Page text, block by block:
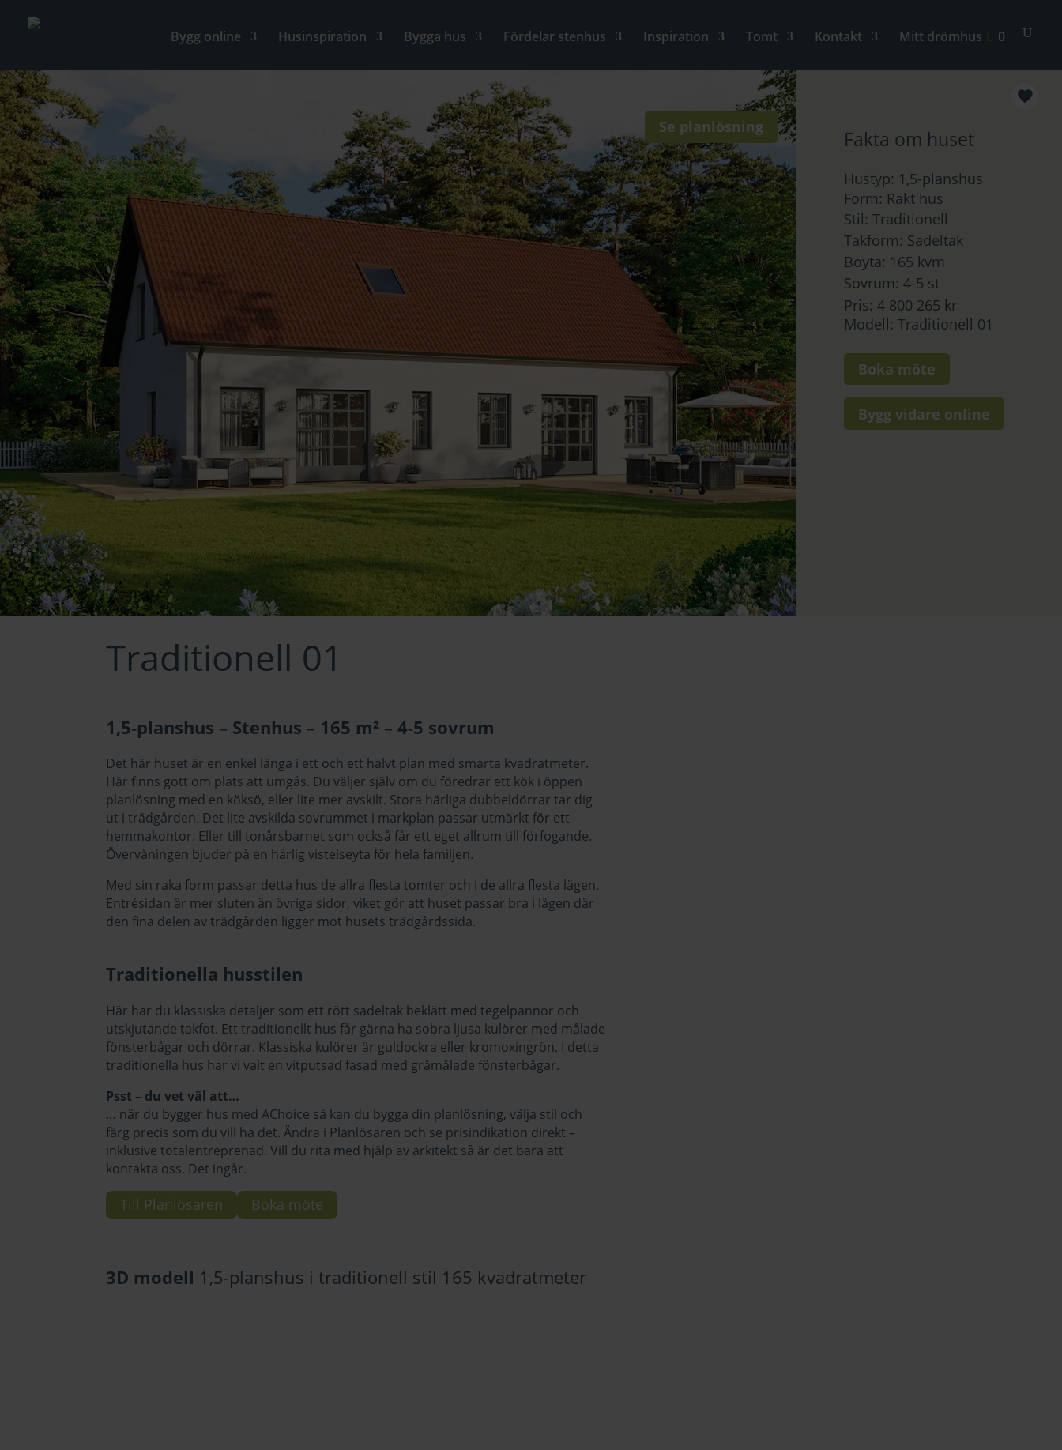
Bygg online Husinspiration Bygga hus Fördelar stenhus Inspiration Tomt Kontakt Mitt drömhus 0
Se planlösning Fakta om huset
Hustyp: 1,5-planshus
Form: Rakt hus
Stil: Traditionell
Takform: Sadeltak
Boyta: 165 kvm
Sovrum: 4-5 st
Pris: 4 800 265 kr
Modell: Traditionell 01
Boka möte
Bygg vidare online
Traditionell 01
1,5-planshus – Stenhus – 165 m² – 4-5 sovrum
Det här huset är en enkel länga i ett och ett halvt plan med smarta kvadratmeter.
Här finns gott om plats att umgås. Du väljer själv om du föredrar ett kök i öppen
planlösning med en köksö, eller lite mer avskilt. Stora härliga dubbeldörrar tar dig
ut i trädgården. Det lite avskilda sovrummet i markplan passar utmärkt för ett
hemmakontor. Eller till tonårsbarnet som också får ett eget allrum till förfogande.
Övervåningen bjuder på en härlig vistelseyta för hela familjen.
Med sin raka form passar detta hus de allra flesta tomter och i de allra flesta lägen.
Entrésidan är mer sluten än övriga sidor, viket gör att huset passar bra i lägen där
den fina delen av trädgården ligger mot husets trädgårdssida.
Traditionella husstilen
Här har du klassiska detaljer som ett rött sadeltak beklätt med tegelpannor och
utskjutande takfot. Ett traditionellt hus får gärna ha sobra ljusa kulörer med målade
fönsterbågar och dörrar. Klassiska kulörer är guldockra eller kromoxingrön. I detta
traditionella hus har vi valt en vitputsad fasad med gråmålade fönsterbågar.
Psst – du vet väl att…
… när du bygger hus med AChoice så kan du bygga din planlösning, välja stil och
färg precis som du vill ha det. Ändra i Planlösaren och se prisindikation direkt –
inklusive totalentreprenad. Vill du rita med hjälp av arkitekt så är det bara att
kontakta oss. Det ingår.
Till Planlösaren Boka möte
3D modell 1,5-planshus i traditionell stil 165 kvadratmeter